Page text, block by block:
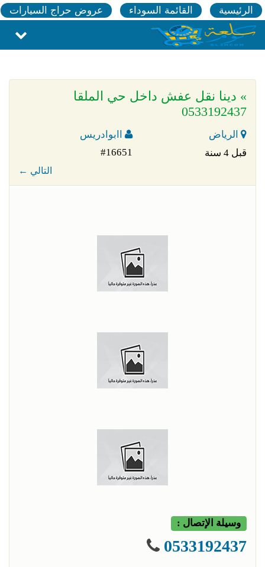
الرئيسية القائمة السوداء عروض حراج السيارات
» دينا نقل عفش داخل حي الملقا
0533192437
الرياض
اابوادريس
قبل 4 سنة
#16651
← التالي
وسيلة الإتصال :
0533192437